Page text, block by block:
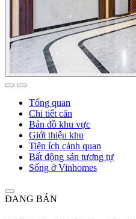
Tổng quan
Chi tiết căn
Bản đồ khu vực
Giới thiệu khu
Tiện ích cảnh quan
Bất động sản tương tự
Sống ở Vinhomes
ĐANG BÁN